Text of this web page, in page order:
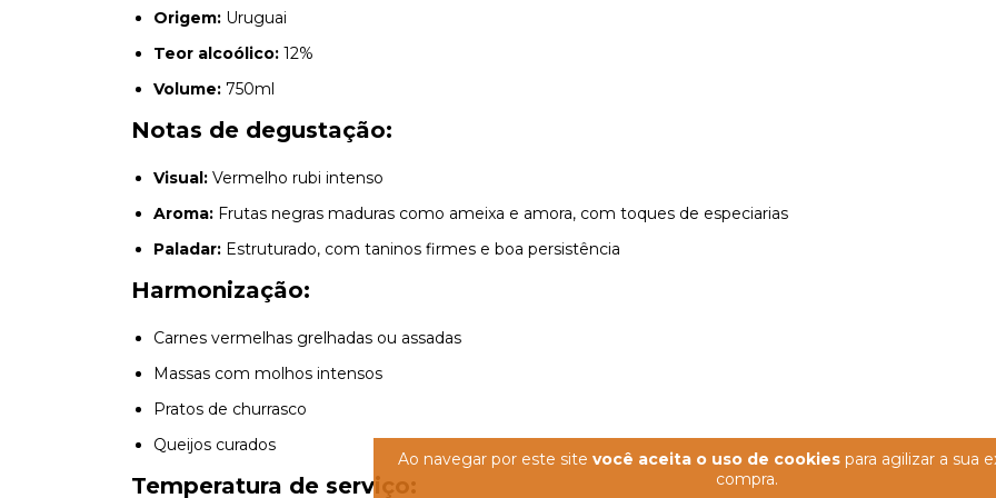
Ao navegar por este site você aceita o uso de cookies para agilizar a sua
compra.
Origem: Uruguai
Teor alcoólico: 12%
Volume: 750ml
Notas de degustação:
Visual: Vermelho rubi intenso
Aroma: Frutas negras maduras como ameixa e amora, com toques de especiarias
Paladar: Estruturado, com taninos firmes e boa persistência
Harmonização:
Carnes vermelhas grelhadas ou assadas
Massas com molhos intensos
Pratos de churrasco
Queijos curados
Temperatura de serviço: